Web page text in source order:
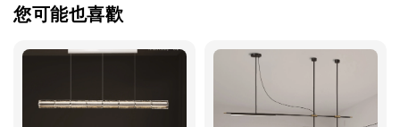
您可能也喜歡